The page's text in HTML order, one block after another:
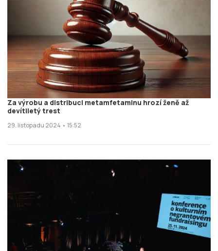
Za výrobu a distribuci metamfetaminu hrozí ženě až
devítiletý trest
29. listopadu 2024 • 15:52